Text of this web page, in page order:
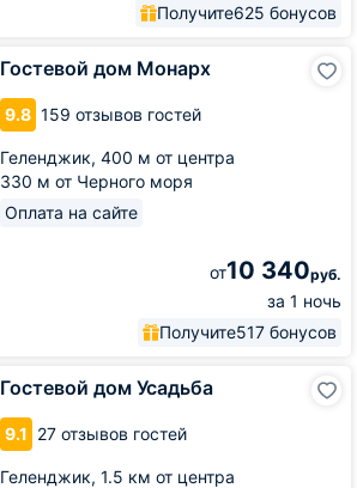
Получите625 бонусов
Гостевой дом Монарх
9.8 159 отзывов гостей
Геленджик, 400 м от центра
330 м от Черного моря
Оплата на сайте
от10 340руб.
за 1 ночь
Получите517 бонусов
Гостевой дом Усадьба
9.1 27 отзывов гостей
Геленджик, 1.5 км от центра